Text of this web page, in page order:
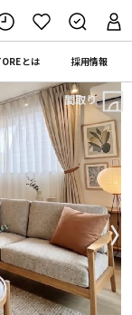
とは 採用情報
〉
間取り